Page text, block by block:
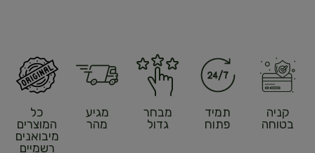
קניה
בטוחה
תמיד
פתוח
מבחר
גדול
מגיע
מהר
כל
המוצרים
מיבואנים
רשמיים